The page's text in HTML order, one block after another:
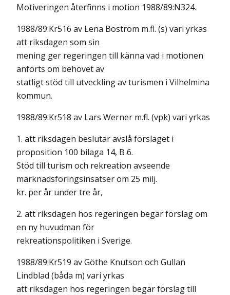
Motiveringen återfinns i motion 1988/89:N324.
1988/89:Kr516 av Lena Boström m.fl. (s) vari yrkas
att riksdagen som sin
mening ger regeringen till känna vad i motionen
anförts om behovet av
statligt stöd till utveckling av turismen i Vilhelmina
kommun.
1988/89:Kr518 av Lars Werner m.fl. (vpk) vari yrkas
1. att riksdagen beslutar avslå förslaget i
proposition 100 bilaga 14, B 6.
Stöd till turism och rekreation avseende
marknadsföringsinsatser om 25 milj.
kr. per år under tre år,
2. att riksdagen hos regeringen begär förslag om
en ny huvudman för
rekreationspolitiken i Sverige.
1988/89:Kr519 av Göthe Knutson och Gullan
Lindblad (båda m) vari yrkas
att riksdagen hos regeringen begär förslag till